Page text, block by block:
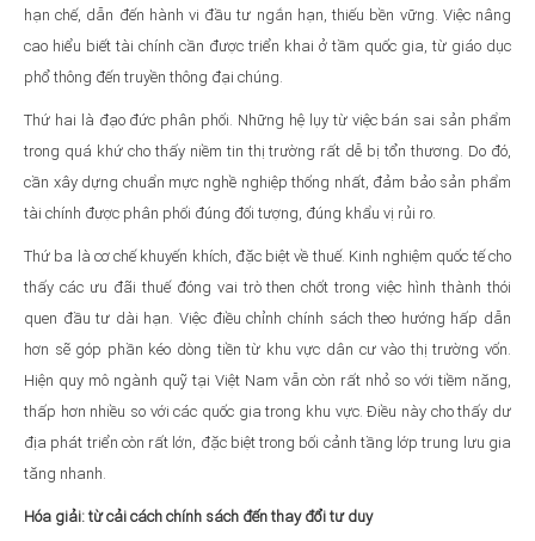
hạn chế, dẫn đến hành vi đầu tư ngắn hạn, thiếu bền vững. Việc nâng
cao hiểu biết tài chính cần được triển khai ở tầm quốc gia, từ giáo dục
phổ thông đến truyền thông đại chúng.
Thứ hai là đạo đức phân phối. Những hệ lụy từ việc bán sai sản phẩm
trong quá khứ cho thấy niềm tin thị trường rất dễ bị tổn thương. Do đó,
cần xây dựng chuẩn mực nghề nghiệp thống nhất, đảm bảo sản phẩm
tài chính được phân phối đúng đối tượng, đúng khẩu vị rủi ro.
Thứ ba là cơ chế khuyến khích, đặc biệt về thuế. Kinh nghiệm quốc tế cho
thấy các ưu đãi thuế đóng vai trò then chốt trong việc hình thành thói
quen đầu tư dài hạn. Việc điều chỉnh chính sách theo hướng hấp dẫn
hơn sẽ góp phần kéo dòng tiền từ khu vực dân cư vào thị trường vốn.
Hiện quy mô ngành quỹ tại Việt Nam vẫn còn rất nhỏ so với tiềm năng,
thấp hơn nhiều so với các quốc gia trong khu vực. Điều này cho thấy dư
địa phát triển còn rất lớn, đặc biệt trong bối cảnh tầng lớp trung lưu gia
tăng nhanh.
Hóa giải: từ cải cách chính sách đến thay đổi tư duy